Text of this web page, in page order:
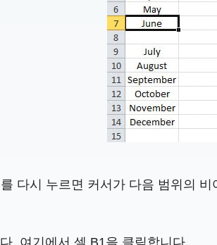
다시 누르면 커서가 다음 범위의